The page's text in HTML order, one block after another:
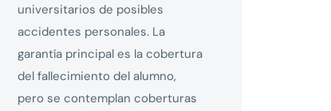
universitarios de posibles
accidentes personales. La
garantía principal es la cobertura
del fallecimiento del alumno,
pero se contemplan coberturas